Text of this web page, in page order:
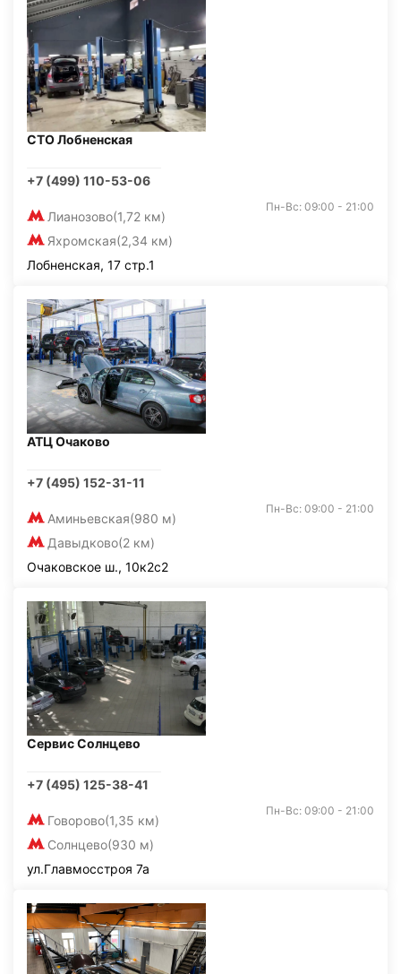
СТО Лобненская
+7 (499) 110-53-06
Лианозово(1,72 км)
Яхромская(2,34 км)
Пн-Вс: 09:00 - 21:00
Лобненская, 17 стр.1
АТЦ Очаково
+7 (495) 152-31-11
Аминьевская(980 м)
Давыдково(2 км)
Пн-Вс: 09:00 - 21:00
Очаковское ш., 10к2с2
Сервис Солнцево
+7 (495) 125-38-41
Говорово(1,35 км)
Солнцево(930 м)
Пн-Вс: 09:00 - 21:00
ул.Главмосстроя 7а